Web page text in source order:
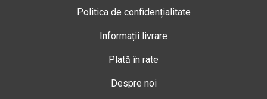
Politica de confidențialitate
Informații livrare
Plată în rate
Despre noi